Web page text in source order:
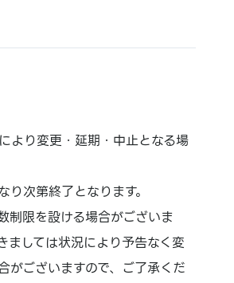
より変更・延期・中止となる場
り次第終了となります。
制限を設ける場合がございま
ましては状況により予告なく変
がございますので、ご了承くだ